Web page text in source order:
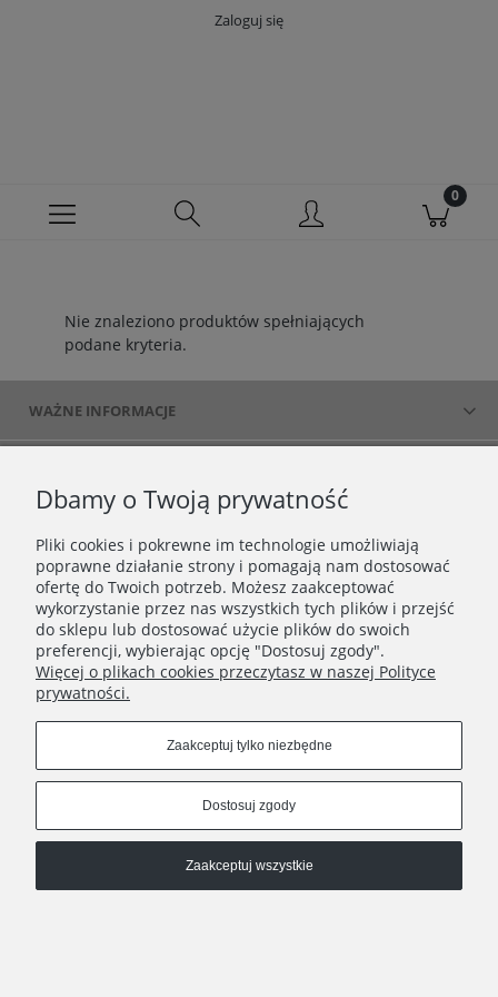
Zaloguj się
Nie znaleziono produktów spełniających
podane kryteria.
WAŻNE INFORMACJE
Pokaż pełną wersję strony
Sklep internetowy Shoplo.pl, powered byShoper.
Dbamy o Twoją prywatność
Pliki cookies i pokrewne im technologie umożliwiają
poprawne działanie strony i pomagają nam dostosować
ofertę do Twoich potrzeb. Możesz zaakceptować
wykorzystanie przez nas wszystkich tych plików i przejść
do sklepu lub dostosować użycie plików do swoich
preferencji, wybierając opcję "Dostosuj zgody".
Więcej o plikach cookies przeczytasz w naszej Polityce
prywatności.
Zaakceptuj tylko niezbędne
Dostosuj zgody
Zaakceptuj wszystkie